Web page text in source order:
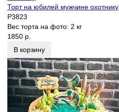
Торт на юбилей мужчине охотнику
P3823
Вес торта на фото: 2 кг
1850 р.
В корзину